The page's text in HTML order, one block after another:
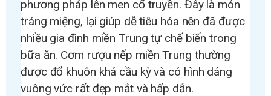
phương pháp lên men cổ truyền. Đây là món
tráng miệng, lại giúp dễ tiêu hóa nên đã được
nhiều gia đình miền Trung tự chế biến trong
bữa ăn. Cơm rượu nếp miền Trung thường
được đổ khuôn khá cầu kỳ và có hình dáng
vuông vức rất đẹp mắt và hấp dẫn.